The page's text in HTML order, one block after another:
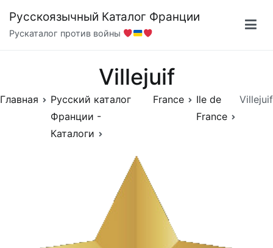
содержимому
Русскоязычный Каталог Франции
Рускаталог против войны
Villejuif
Главная
Русский каталог
Франции -
Каталоги
France
Ile de
France
Villejuif